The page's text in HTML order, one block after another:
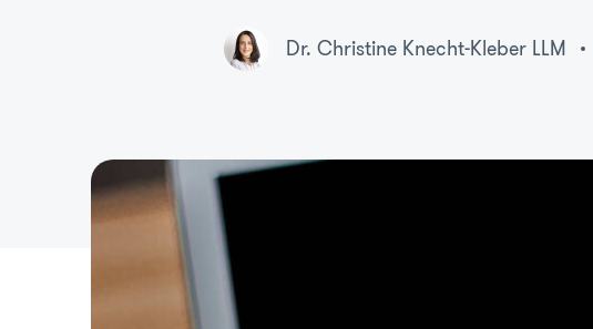
Dr. Christine Knecht-Kleber LLM